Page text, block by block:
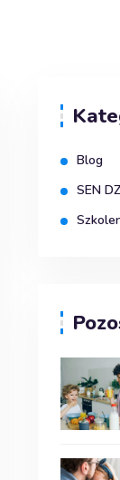
Blog
SEN